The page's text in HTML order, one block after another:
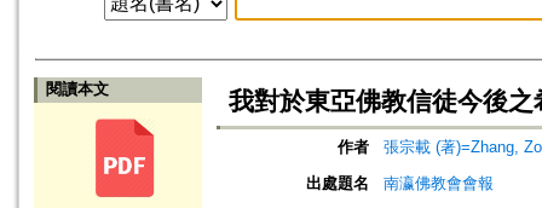
閱讀本文 我對於東亞佛教信徒今後之
作者
張宗載 (著)=Zhang,
出處題名
南瀛佛教會會報